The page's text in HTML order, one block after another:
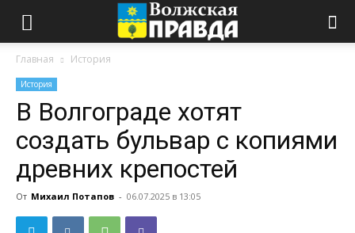
Главная История
История
В Волгограде хотят
создать бульвар с копиями
древних крепостей
От Михаил Потапов - 06.07.2025 в 13:05